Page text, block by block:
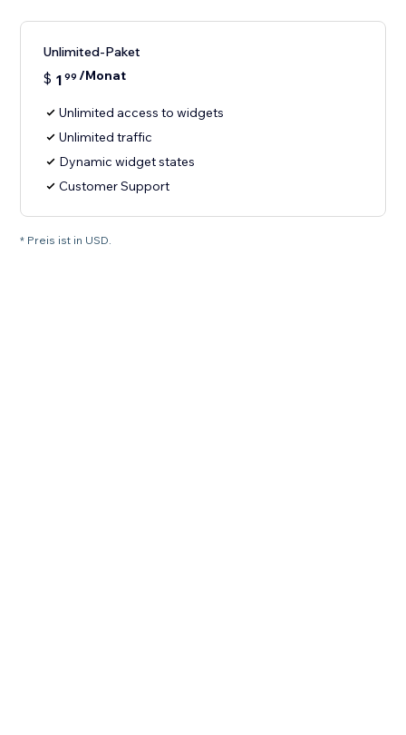
Unlimited-Paket
$ 1 99 /Monat
Unlimited access to widgets
Unlimited traffic
Dynamic widget states
Customer Support
* Preis ist in USD.